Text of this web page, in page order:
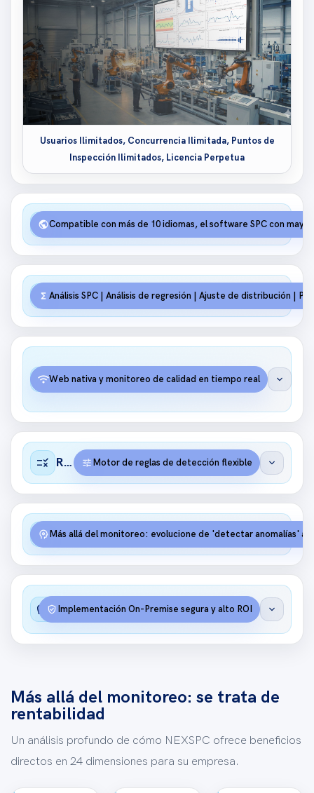
Usuarios Ilimitados, Concurrencia Ilimitada, Puntos de
Inspección Ilimitados, Licencia Perpetua
language Multilingüe
publicCompatible con más de 10 idiomas, el software SPC con
query_stats Estadística
functions Análisis SPC | Análisis de regresión | Ajuste de distribución |
bolt en
vivo
wifiWeb nativa y monitoreo de calidad en tiempo real expand_more
rule Reglas tune Motor de reglas de detección flexible expand_more
auto_awesome Tecnología
psychology Más allá del monitoreo: evolucione de 'detectar anomalías' a
savings
Gran
valor
verified_user Implementación On-Premise segura y alto ROI expand_more
Más allá del monitoreo: se trata de
rentabilidad
Un análisis profundo de cómo NEXSPC ofrece beneficios
directos en 24 dimensiones para su empresa.